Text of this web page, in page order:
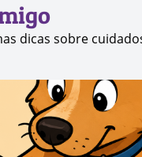
dicas sobre